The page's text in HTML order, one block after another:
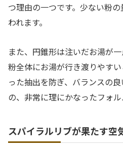
つ理由の一つです。少ない粉
われます。
また、円錐形は注いだお湯が
粉全体にお湯が行き渡りやす
った抽出を防ぎ、バランスの
の、非常に理にかなったフォル
スパイラルリブが果たす空